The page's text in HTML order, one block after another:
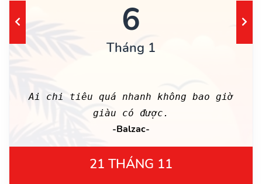
6
Tháng 1
Ai chi tiêu quá nhanh không bao giờ
giàu có được.
-Balzac-
21 THÁNG 11